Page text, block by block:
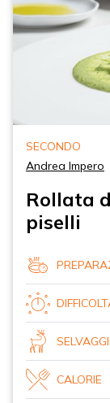
SECONDO
Andrea Impero
Rollata
piselli
CALORIE